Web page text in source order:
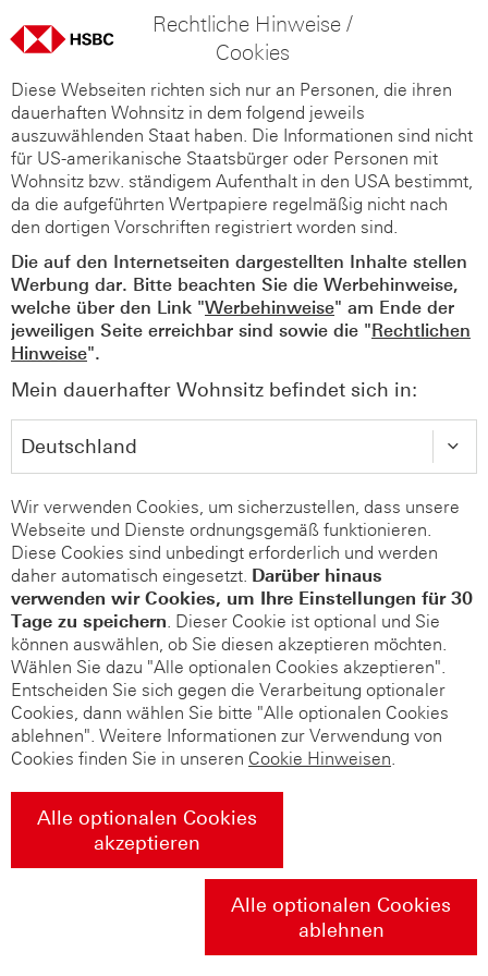
Rechtliche Hinweise /
Cookies
Diese Webseiten richten sich nur an Personen, die ihren
dauerhaften Wohnsitz in dem folgend jeweils
auszuwählenden Staat haben. Die Informationen sind nicht
für US-amerikanische Staatsbürger oder Personen mit
Wohnsitz bzw. ständigem Aufenthalt in den USA bestimmt,
da die aufgeführten Wertpapiere regelmäßig nicht nach
den dortigen Vorschriften registriert worden sind.
Die auf den Internetseiten dargestellten Inhalte stellen
Werbung dar. Bitte beachten Sie die Werbehinweise,
welche über den Link "Werbehinweise" am Ende der
jeweiligen Seite erreichbar sind sowie die "Rechtlichen
Hinweise".
Mein dauerhafter Wohnsitz befindet sich in:
Wir verwenden Cookies, um sicherzustellen, dass unsere
Webseite und Dienste ordnungsgemäß funktionieren.
Diese Cookies sind unbedingt erforderlich und werden
daher automatisch eingesetzt. Darüber hinaus
verwenden wir Cookies, um Ihre Einstellungen für 30
Tage zu speichern. Dieser Cookie ist optional und Sie
können auswählen, ob Sie diesen akzeptieren möchten.
Wählen Sie dazu "Alle optionalen Cookies akzeptieren".
Entscheiden Sie sich gegen die Verarbeitung optionaler
Cookies, dann wählen Sie bitte "Alle optionalen Cookies
ablehnen". Weitere Informationen zur Verwendung von
Cookies finden Sie in unseren Cookie Hinweisen.
Alle optionalen Cookies
akzeptieren
Alle optionalen Cookies
ablehnen